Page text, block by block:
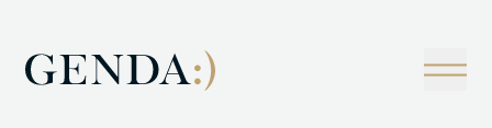
経営理念